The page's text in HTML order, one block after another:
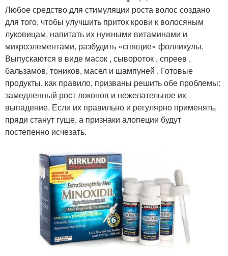
Любое средство для стимуляции роста волос создано
для того, чтобы улучшить приток крови к волосяным
луковицам, напитать их нужными витаминами и
микроэлементами, разбудить «спящие» фолликулы.
Выпускаются в виде масок , сывороток , спреев ,
бальзамов, тоников, масел и шампуней . Готовые
продукты, как правило, призваны решить обе проблемы:
замедленный рост локонов и нежелательное их
выпадение. Если их правильно и регулярно применять,
пряди станут гуще, а признаки алопеции будут
постепенно исчезать.